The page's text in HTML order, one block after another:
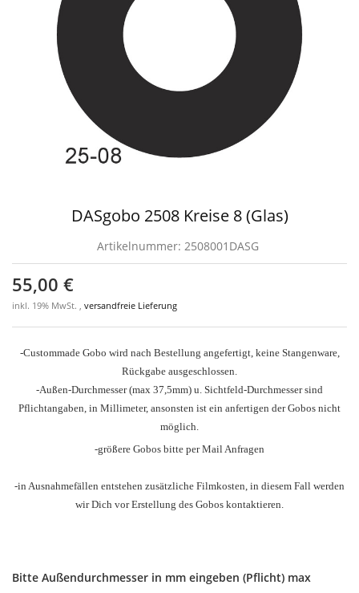
DASgobo 2508 Kreise 8 (Glas)
Artikelnummer: 2508001DASG
55,00 €
inkl. 19% MwSt. , versandfreie Lieferung
-Custommade Gobo wird nach Bestellung angefertigt, keine Stangenware,
Rückgabe ausgeschlossen.
-Außen-Durchmesser(max 37,5mm) u. Sichtfeld-Durchmesser sind
Pflichtangaben, in Millimeter, ansonsten ist ein anfertigen der Gobos nicht
möglich.
-größere Gobos bitte per Mail Anfragen
-in Ausnahmefällen entstehen zusätzliche Filmkosten, in diesem Fall werden
wir Dich vor Erstellung des Gobos kontaktieren.
Bitte Außendurchmesser in mm eingeben (Pflicht) max